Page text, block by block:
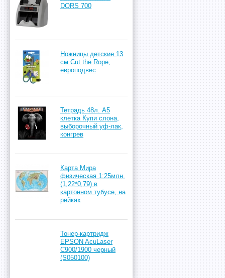
DORS 700
Ножницы детские 13
см Cut the Rope,
европодвес
Тетрадь 48л. А5
клетка Купи слона,
выборочный уф-лак,
конгрев
Карта Мира
физическая 1:25млн.
(1,22*0,79) в
картонном тубусе, на
рейках
Тонер-картридж
EPSON AcuLaser
C900/1900 черный
(S050100)